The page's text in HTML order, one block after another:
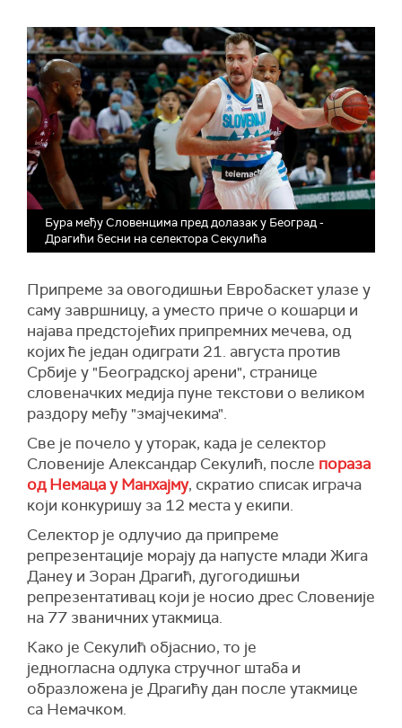
Бура међу Словенцима пред долазак у Београд -
Драгићи бесни на селектора Секулића
Припреме за овогодишњи Евробаскет улазе у
саму завршницу, а уместо приче о кошарци и
најава предстојећих припремних мечева, од
којих ће један одиграти 21. августа против
Србије у "Београдској арени", странице
словеначких медија пуне текстови о великом
раздору међу "змајчекима".
Све је почело у уторак, када је селектор
Словеније Александар Секулић, после пораза
од Немаца у Манхајму, скратио списак играча
који конкуришу за 12 места у екипи.
Селектор је одлучио да припреме
репрезентације морају да напусте млади Жига
Данеу и Зоран Драгић, дугогодишњи
репрезентативац који је носио дрес Словеније
на 77 званичних утакмица.
Како је Секулић објаснио, то је
једногласна одлука стручног штаба и
образложена је Драгићудан после утакмице
са Немачком.